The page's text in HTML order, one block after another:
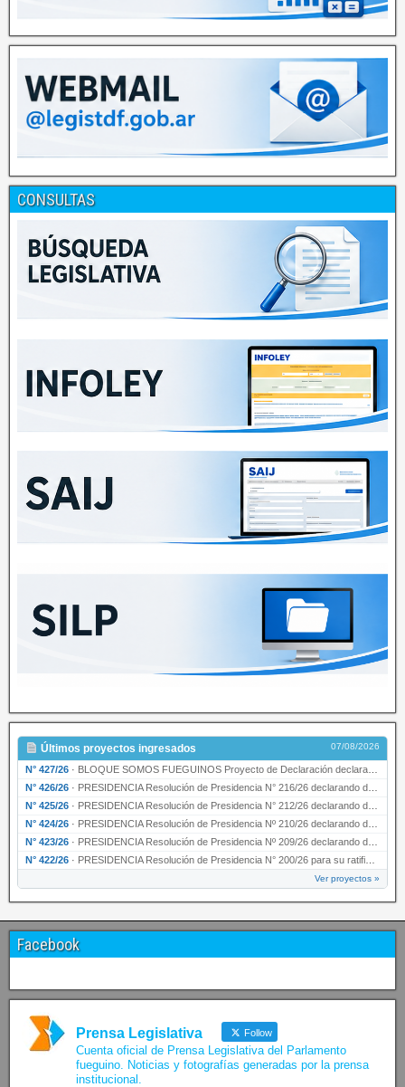
CONSULTAS
Últimos proyectos ingresados 07/08/2026
N° 427/26 · BLOQUE SOMOS FUEGUINOS Proyecto de Declaración declarando de interés provincial PRESIDENCI…
N° 426/26 · PRESIDENCIA Resolución de Presidencia N° 216/26 declarando de interés provincial la labor …
N° 425/26 · PRESIDENCIA Resolución de Presidencia N° 212/26 declarando de interés provincial el “50° A…
N° 424/26 · PRESIDENCIA Resolución de Presidencia Nº 210/26 declarando de interés provincial el proyec…
N° 423/26 · PRESIDENCIA Resolución de Presidencia Nº 209/26 declarando de interés provincial la presen…
N° 422/26 · PRESIDENCIA Resolución de Presidencia N° 200/26 para su ratificación.
Ver proyectos »
Facebook
Prensa Legislativa Follow
Cuenta oficial de Prensa Legislativa del Parlamento
fueguino. Noticias y fotografías generadas por la prensa
institucional.